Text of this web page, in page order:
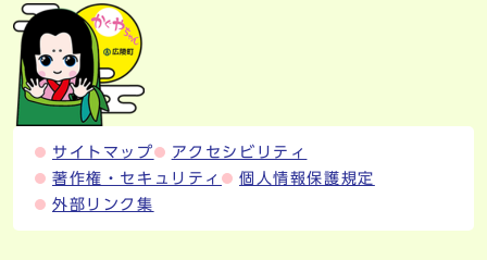
サイトマップ
アクセシビリティ
著作権・セキュリティ
個人情報保護規定
外部リンク集